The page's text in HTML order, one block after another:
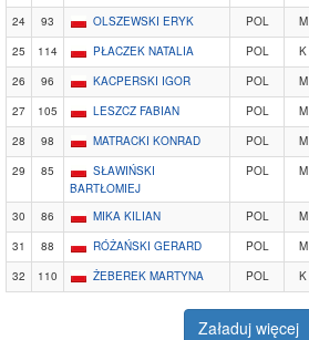
24
93 OLSZEWSKI ERYK POL M
25
114 PŁACZEK NATALIA POL K
26
96 KACPERSKI IGOR POL M
27
105 LESZCZ FABIAN POL M
28
98 MATRACKI KONRAD POL M
29
85
SŁAWIŃSKI
BARTŁOMIEJ
POL M
30 86 MIKA KILIAN POL M
31
88 RÓŻAŃSKI GERARD POL M
32
110 ŻEBEREK MARTYNA POL K
Załaduj więcej